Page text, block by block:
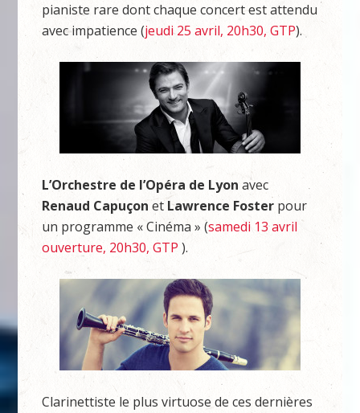
pianiste rare dont chaque concert est attendu
avec impatience (jeudi 25 avril, 20h30, GTP).
L’Orchestre de l’Opéra de Lyon avec
Renaud Capuçon et Lawrence Foster pour
un programme « Cinéma » (samedi 13 avril
ouverture, 20h30, GTP ).
Clarinettiste le plus virtuose de ces dernières